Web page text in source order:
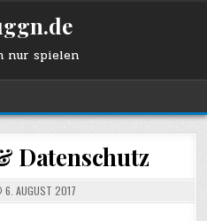
nur spielen
Datenschutz
6. AUGUST 2017